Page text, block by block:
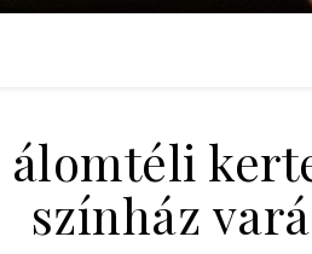
álomtéli
színház